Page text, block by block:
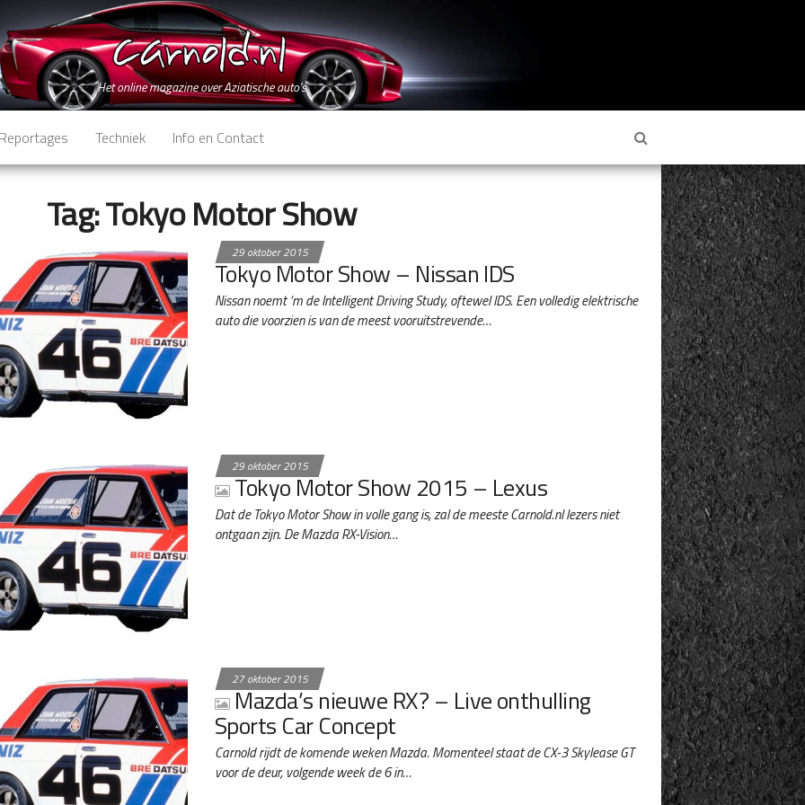
Het online magazine over Aziatische auto's
Reportages Techniek Info en Contact
Tag:Tokyo Motor Show
29 oktober 2015
Tokyo Motor Show – Nissan IDS
Nissan noemt ‘m de Intelligent Driving Study, oftewel IDS. Een volledig elektrische
auto die voorzien is van de meest vooruitstrevende…
29 oktober 2015
Tokyo Motor Show 2015 – Lexus
Dat de Tokyo Motor Show in volle gang is, zal de meeste Carnold.nl lezers niet
ontgaan zijn. De Mazda RX-Vision…
27 oktober 2015
Mazda’s nieuwe RX? – Live onthulling
Sports Car Concept
Carnold rijdt de komende weken Mazda. Momenteel staat de CX-3 Skylease GT
voor de deur, volgende week de 6 in…